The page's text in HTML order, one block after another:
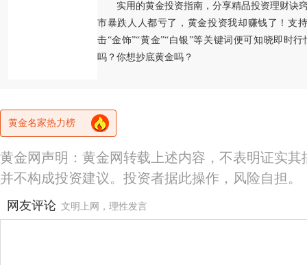
实用的黄金投资指南，分享精品投资理财诀
市暴跌人人都亏了，黄金投资我却赚钱了！支
击“金饰”“黄金”“白银”等关键词便可知晓即时
吗？你想抄底黄金吗？
黄金名家热力榜
黄金网声明：黄金网转载上述内容，不表明证实
并不构成投资建议。投资者据此操作，风险自担。
网友评论 文明上网，理性发言